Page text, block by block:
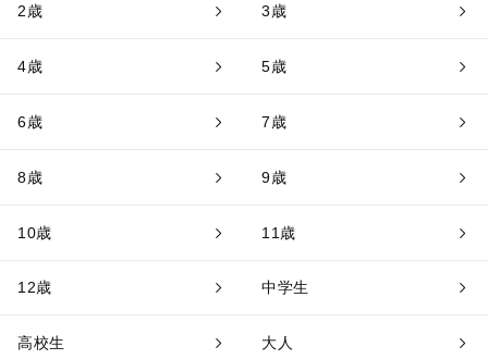
2歳 3歳
4歳 5歳
6歳 7歳
8歳 9歳
10歳 11歳
12歳 中学生
高校生 大人